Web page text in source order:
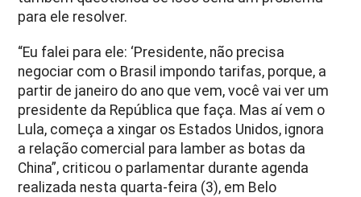
para ele resolver.
“Eu falei para ele: ‘Presidente, não precisa
negociar com o Brasil impondo tarifas, porque, a
partir de janeiro do ano que vem, você vai ver um
presidente da República que faça. Mas aí vem o
Lula, começa a xingar os Estados Unidos, ignora
a relação comercial para lamber as botas da
China”, criticou o parlamentar durante agenda
realizada nesta quarta-feira (3), em Belo